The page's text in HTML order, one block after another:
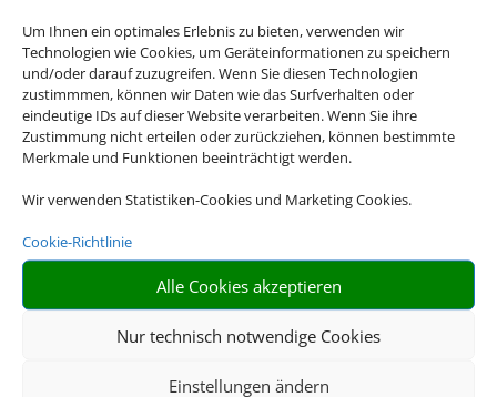
Um Ihnen ein optimales Erlebnis zu bieten, verwenden wir
Technologien wie Cookies, um Geräteinformationen zu speichern
und/oder darauf zuzugreifen. Wenn Sie diesen Technologien
zustimmmen, können wir Daten wie das Surfverhalten oder
eindeutige IDs auf dieser Website verarbeiten. Wenn Sie ihre
Zustimmung nicht erteilen oder zurückziehen, können bestimmte
Merkmale und Funktionen beeinträchtigt werden.
Wir verwenden Statistiken-Cookies und Marketing Cookies.
Cookie-Richtlinie
Alle Cookies akzeptieren
Nur technisch notwendige Cookies
Einstellungen ändern
David Sippel